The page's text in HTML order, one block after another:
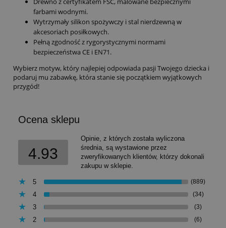
farbami wodnymi.
Wytrzymały silikon spożywczy i stal nierdzewną w
akcesoriach posiłkowych.
Pełną zgodność z rygorystycznymi normami
bezpieczeństwa CE i EN71.
Wybierz motyw, który najlepiej odpowiada pasji Twojego dziecka i
podaruj mu zabawkę, która stanie się początkiem wyjątkowych
przygód!
Ocena sklepu
4.93
Opinie, z których została wyliczona
średnia, są wystawione przez
zweryfikowanych klientów, którzy dokonali
zakupu w sklepie.
5 (889)
4 (34)
3 (3)
2 (6)